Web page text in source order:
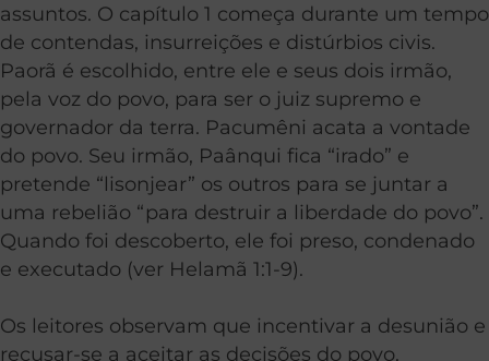
assuntos. O capítulo 1 começa durante um tempo
de contendas, insurreições e distúrbios civis.
Paorã é escolhido, entre ele e seus dois irmão,
pela voz do povo, para ser o juiz supremo e
governador da terra. Pacumêni acata a vontade
do povo. Seu irmão, Paânqui fica “irado” e
pretende “lisonjear” os outros para se juntar a
uma rebelião “para destruir a liberdade do povo”.
Quando foi descoberto, ele foi preso, condenado
e executado (ver Helamã 1:1-9).
Os leitores observam que incentivar a desunião e
recusar-se a aceitar as decisões do povo,